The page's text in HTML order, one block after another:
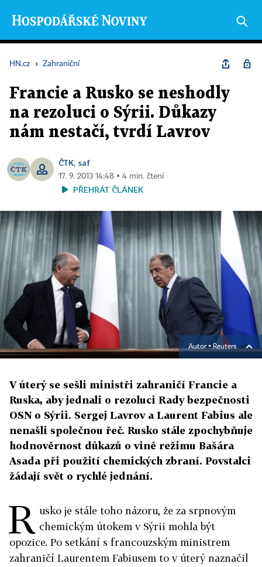
HN.cz › Zahraniční
Francie a Rusko se neshodly
na rezoluci o Sýrii. Důkazy
nám nestačí, tvrdí Lavrov
ČTK, saf
17. 9. 2013 14:48 ▪ 4 min. čtení
PŘEHRÁT ČLÁNEK
Autor ▪Reuters
V úterý se sešli ministři zahraničí Francie a
Ruska, aby jednali o rezoluci Rady bezpečnosti
OSN o Sýrii. Sergej Lavrov a Laurent Fabius ale
nenašli společnou řeč. Rusko stále zpochybňuje
hodnověrnost důkazů o vině režimu Bašára
Asada při použití chemických zbraní. Povstalci
žádají svět o rychlé jednání.
R usko je stále toho názoru, že za srpnovým
chemickým útokem v Sýrii mohla být
opozice. Po setkání s francouzským ministrem
zahraničí Laurentem Fabiusem to v úterý naznačil